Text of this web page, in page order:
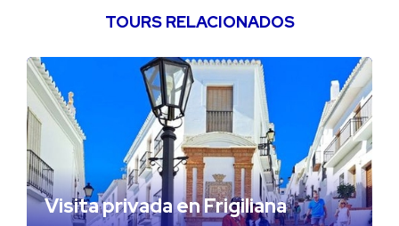
TOURS RELACIONADOS
Visita privada en Frigiliana